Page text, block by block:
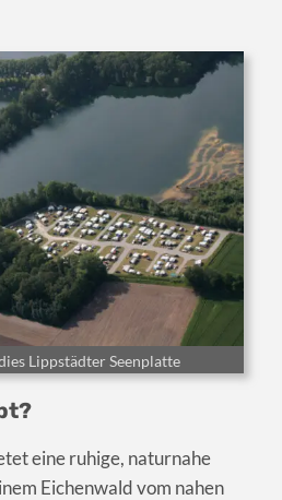
Lippstädter Seenplatte
eine ruhige, naturnahe
Eichenwald vom nahen